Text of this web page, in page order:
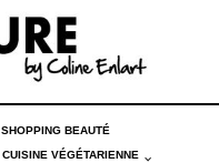
SHOPPING BEAUTÉ
CUISINE VÉGÉTARIENNE